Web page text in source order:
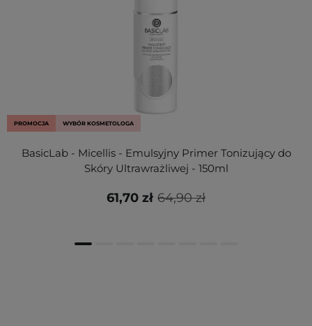
PROMOCJA WYBÓR KOSMETOLOGA
BasicLab - Micellis - Emulsyjny Primer Tonizujący do
Skóry Ultrawrażliwej - 150ml
64,90 zł
61,70 zł